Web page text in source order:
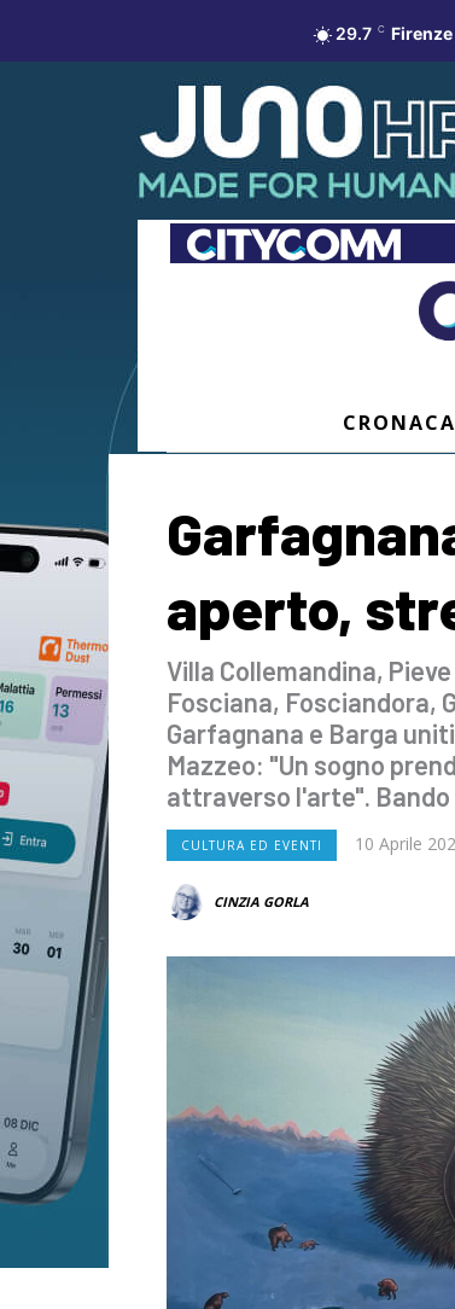
29.7 C Firenze
CRONACA
aperto,
Villa Collemandina, Pieve
Fosciana, Fosciandora,
Garfagnana e Barga
Mazzeo: "Un sogno
attraverso l'arte".
CULTURA ED EVENTI 10 Aprile
CINZIA GORLA